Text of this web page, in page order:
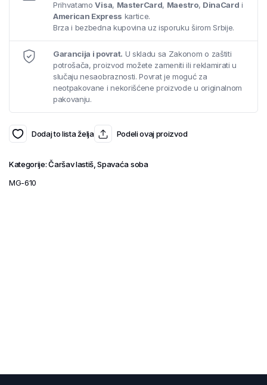
PrihvatamoVisa, MasterCard, Maestro, DinaCard i
American Express kartice.
Brza i bezbedna kupovina uz isporuku širom Srbije.
Garancija i povrat. U skladu sa Zakonom o zaštiti
potrošača, proizvod možete zameniti ili reklamirati u
slučaju nesaobraznosti. Povrat je moguć za
neotpakovane i nekorišćene proizvode u originalnom
pakovanju.
Dodaj to lista želja Podeli ovaj proizvod
Kategorije:Čaršav lastiš ,Spavaća soba
MG-610